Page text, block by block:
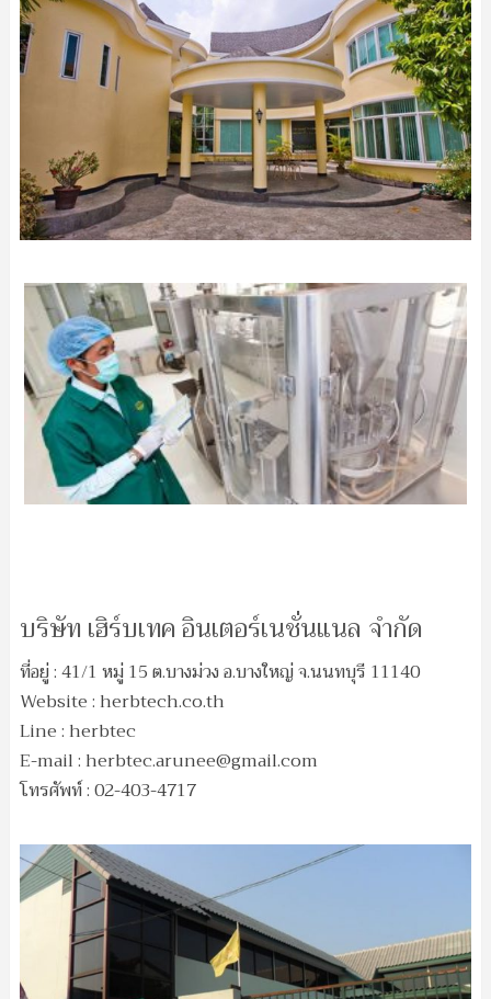
บริษัท เฮิร์บเทค อินเตอร์เนชั่นแนล จำกัด
ที่อยู่ : 41/1 หมู่ 15 ต.บางม่วง อ.บางใหญ่ จ.นนทบุรี 11140
Website : herbtech.co.th
Line : herbtec
E-mail :herbtec.arunee@gmail.com
โทรศัพท์ : 02-403-4717